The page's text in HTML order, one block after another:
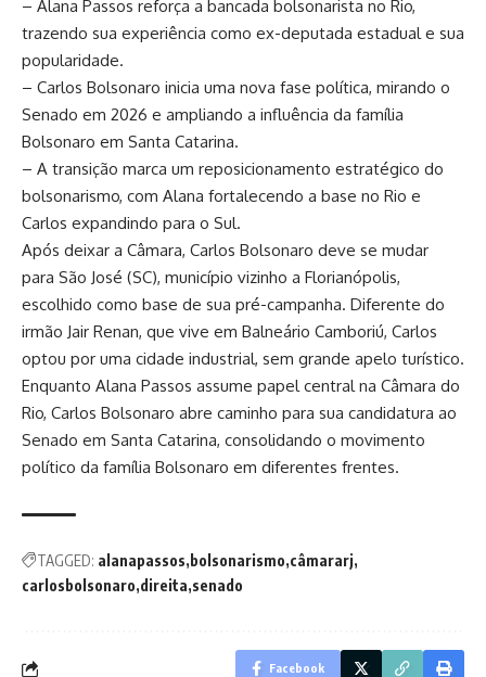
– Alana Passos reforça a bancada bolsonarista no Rio,
trazendo sua experiência como ex-deputada estadual e sua
popularidade.
– Carlos Bolsonaro inicia uma nova fase política, mirando o
Senado em 2026 e ampliando a influência da família
Bolsonaro em Santa Catarina.
– A transição marca um reposicionamento estratégico do
bolsonarismo, com Alana fortalecendo a base no Rio e
Carlos expandindo para o Sul.
Após deixar a Câmara, Carlos Bolsonaro deve se mudar
para São José (SC), município vizinho a Florianópolis,
escolhido como base de sua pré-campanha. Diferente do
irmão Jair Renan, que vive em Balneário Camboriú, Carlos
optou por uma cidade industrial, sem grande apelo turístico.
Enquanto Alana Passos assume papel central na Câmara do
Rio, Carlos Bolsonaro abre caminho para sua candidatura ao
Senado em Santa Catarina, consolidando o movimento
político da família Bolsonaro em diferentes frentes.
TAGGED: alanapassos bolsonarismo câmararj
carlosbolsonaro direita senado
Facebook